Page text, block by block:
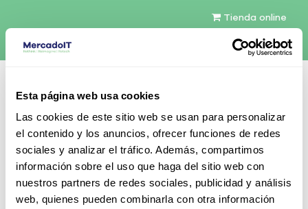
Esta página web usa cookies
Las cookies de este sitio web se usan para personalizar
el contenido y los anuncios, ofrecer funciones de redes
sociales y analizar el tráfico. Además, compartimos
información sobre el uso que haga del sitio web con
nuestros partners de redes sociales, publicidad y análisis
web, quienes pueden combinarla con otra información
Tienda online
Español
Contáctenos
Todos los productos